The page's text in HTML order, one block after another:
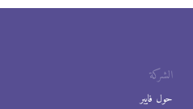
الشركة
حول فايبر